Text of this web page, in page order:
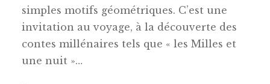
simples motifs géométriques. C’est une
invitation au voyage, à la découverte des
contes millénaires tels que « les Milles et
une nuit »…